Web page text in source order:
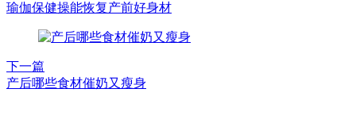
瑜伽保健操能恢复产前好身材
下一篇
产后哪些食材催奶又瘦身